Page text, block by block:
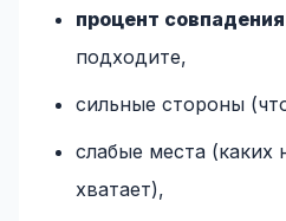
процент совпадения
подходите,
сильные стороны
слабые места (каких
хватает),